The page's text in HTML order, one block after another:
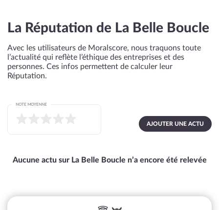
La Réputation de La Belle Boucle
Avec les utilisateurs de Moralscore, nous traquons toute
l’actualité qui reflète l’éthique des entreprises et des
personnes. Ces infos permettent de calculer leur
Réputation.
AJOUTER UNE ACTU
NOTE MOYENNE
Aucune actu sur La Belle Boucle n’a encore été relevée